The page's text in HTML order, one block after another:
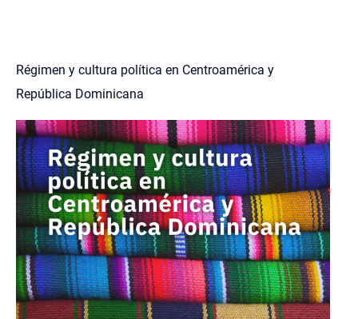
Régimen y cultura política en Centroamérica y
República Dominicana